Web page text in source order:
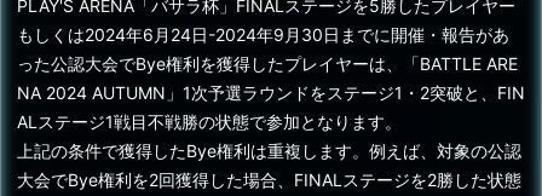
PLAY'S ARENA「バサラ杯」FINALステージを5勝したプレイヤー
もしくは2024年6月24日-2024年9月30日までに開催・報告があ
った公認大会でBye権利を獲得したプレイヤーは、「BATTLE ARE
NA 2024 AUTUMN」1次予選ラウンドをステージ1・2突破と、FIN
ALステージ1戦目不戦勝の状態で参加となります。
上記の条件で獲得したBye権利は重複します。例えば、対象の公認
大会でBye権利を2回獲得した場合、FINALステージを2勝した状態